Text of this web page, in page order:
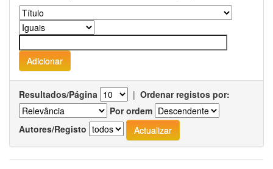
Resultados/Página | Ordenar registos por:
Por ordem
Autores/Registo